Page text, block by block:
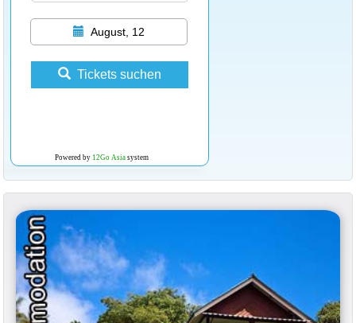
August, 12
Tickets suchen
Powered by 12Go Asiasystem